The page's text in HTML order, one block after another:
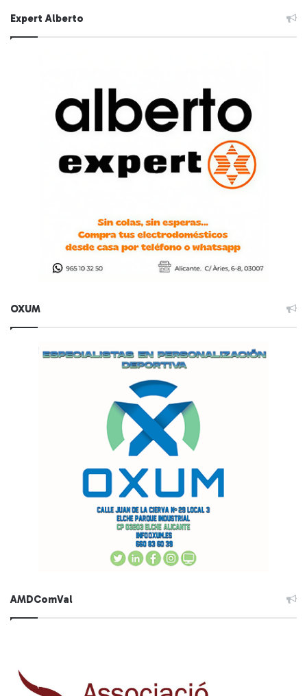
Expert Alberto
OXUM
AMDComVal